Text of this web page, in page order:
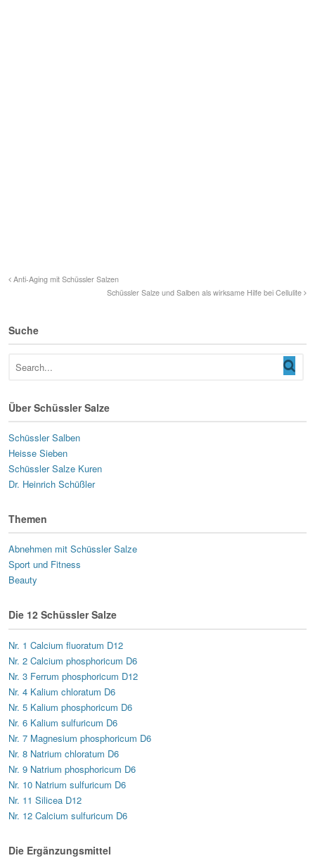
Anti-Aging mit Schüssler Salzen
Schüssler Salze und Salben als wirksame Hilfe bei Cellulite
Suche
Über Schüssler Salze
Schüssler Salben
Heisse Sieben
Schüssler Salze Kuren
Dr. Heinrich Schüßler
Themen
Abnehmen mit Schüssler Salze
Sport und Fitness
Beauty
Die 12 Schüssler Salze
Nr. 1 Calcium fluoratum D12
Nr. 2 Calcium phosphoricum D6
Nr. 3 Ferrum phosphoricum D12
Nr. 4 Kalium chloratum D6
Nr. 5 Kalium phosphoricum D6
Nr. 6 Kalium sulfuricum D6
Nr. 7 Magnesium phosphoricum D6
Nr. 8 Natrium chloratum D6
Nr. 9 Natrium phosphoricum D6
Nr. 10 Natrium sulfuricum D6
Nr. 11 Silicea D12
Nr. 12 Calcium sulfuricum D6
Die Ergänzungsmittel